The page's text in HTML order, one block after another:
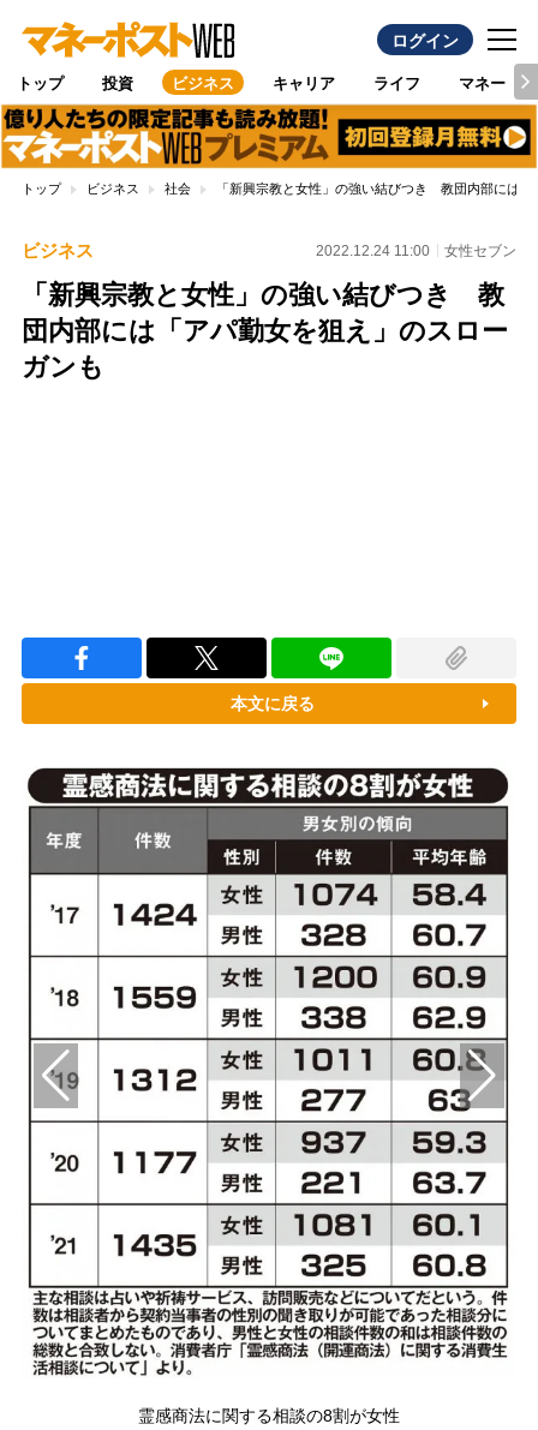
ログイン
トップ 投資 ビジネス キャリア ライフ マネー
トップ ビジネス 社会 「新興宗教と女性」の強い結びつき 教団内部には
ビジネス 2022.12.24 11:00 女性セブン
「新興宗教と女性」の強い結びつき 教
団内部には「アパ勤女を狙え」のスロー
ガンも
本文に戻る
霊感商法に関する相談の8割が女性